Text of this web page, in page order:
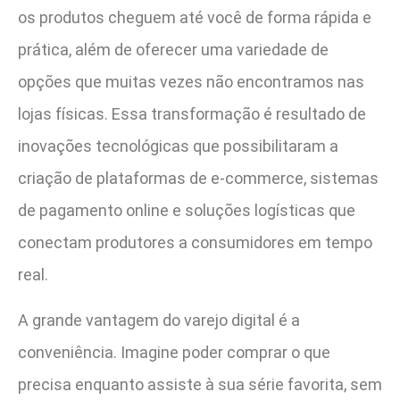
os produtos cheguem até você de forma rápida e
prática, além de oferecer uma variedade de
opções que muitas vezes não encontramos nas
lojas físicas. Essa transformação é resultado de
inovações tecnológicas que possibilitaram a
criação de plataformas de e-commerce, sistemas
de pagamento online e soluções logísticas que
conectam produtores a consumidores em tempo
real.
A grande vantagem do varejo digital é a
conveniência. Imagine poder comprar o que
precisa enquanto assiste à sua série favorita, sem